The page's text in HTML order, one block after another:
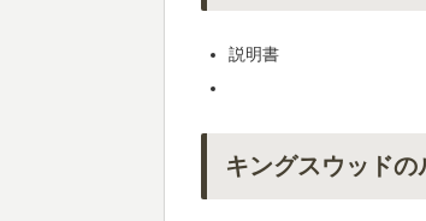
説明書
キングスウッドの